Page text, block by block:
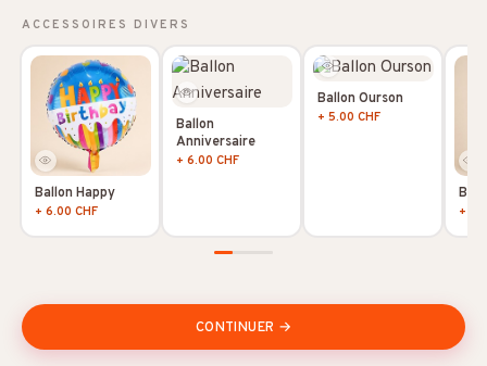
ACCESSOIRES DIVERS
Ballon Happy
+ 6.00 CHF
Ballon
Anniversaire
+ 6.00 CHF
Ballon Ourson
+ 5.00 CHF
+
CONTINUER →